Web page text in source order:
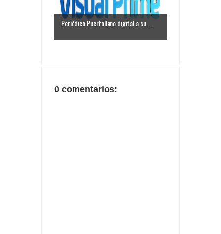
Periódico Puertollano digital a su ...
0 comentarios: